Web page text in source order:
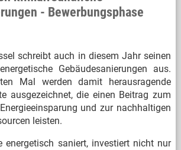
- Bewerbungsphase
schreibt auch in diesem Jahr seinen
Gebäudesanierungen aus.
Mal werden damit herausragende
ausgezeichnet, die einen Beitrag zum
und zur nachhaltigen
leisten.
energetisch saniert, investiert nicht nur